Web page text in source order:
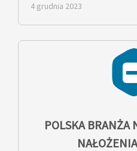
4 grudnia 2023
POLSKA BRANŻA